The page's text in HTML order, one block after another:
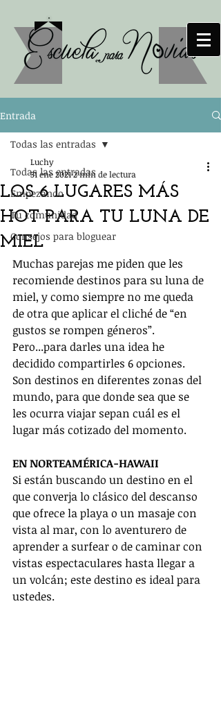
Entrada
Todas las entradas
Empezando
Tu comunidad
Consejos para bloguear
Todas las entradas
LOS 6 LUGARES MÁS
HOT PARA TU LUNA DE
MIEL
Luchy
31 ene 20212 min de lectura
Muchas parejas me piden que les
recomiende destinos para su luna de
miel, y como siempre no me queda
de otra que aplicar el cliché de “en
gustos se rompen géneros”.
Pero...para darles una idea he
decidido compartirles 6 opciones.
Son destinos en diferentes zonas del
mundo, para que donde sea que se
les ocurra viajar sepan cuál es el
lugar más cotizado del momento.
EN NORTEAMÉRICA-HAWAII
Si están buscando un destino en el
que converja lo clásico del descanso
que ofrece la playa o un masaje con
vista al mar, con lo aventurero de
aprender a surfear o de caminar con
vistas espectaculares hasta llegar a
un volcán; este destino es ideal para
ustedes.